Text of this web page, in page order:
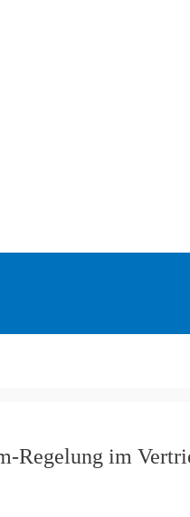
Regelung im